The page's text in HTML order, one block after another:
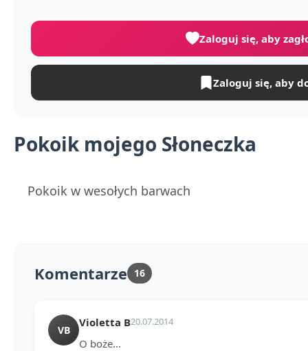
Pokoik mojego Słoneczka
Pokoik w wesołych barwach
Zaloguj się, aby
Zaloguj się, aby
Komentarze 16
VB
Violetta B20.07.2014
O boże...